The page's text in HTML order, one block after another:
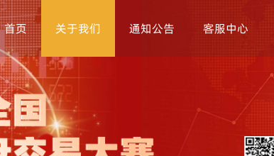
首页 关于我们 通知公告 客服中心